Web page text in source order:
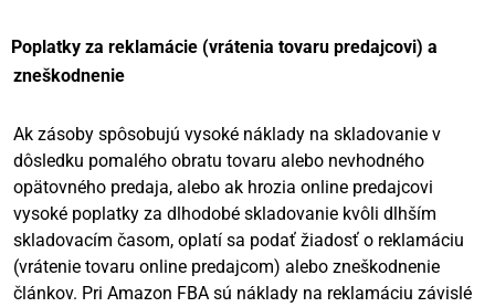
Poplatky za reklamácie (vrátenia tovaru predajcovi) a
zneškodnenie
Ak zásoby spôsobujú vysoké náklady na skladovanie v
dôsledku pomalého obratu tovaru alebo nevhodného
opätovného predaja, alebo ak hrozia online predajcovi
vysoké poplatky za dlhodobé skladovanie kvôli dlhším
skladovacím časom, oplatí sa podať žiadosť o reklamáciu
(vrátenie tovaru online predajcom) alebo zneškodnenie
článkov. Pri Amazon FBA sú náklady na reklamáciu závislé